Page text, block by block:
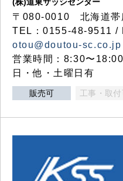
〒080-0010 北海道帯
TEL：0155-48-9511 /
otou@doutou-sc.co.jp
営業時間：8:30〜
日・他・土曜日有
販売可 工事・取付